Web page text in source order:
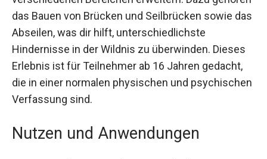
verschiedenen Bereichen erweitern. Dazu
gehören das Bauen von Brücken und Seilbrücken
sowie das Abseilen, was dir hilft,
unterschiedlichste Hindernisse in der Wildnis zu
überwinden. Dieses Erlebnis ist für Teilnehmer ab
16 Jahren gedacht, die in einer normalen
physischen und psychischen Verfassung sind.
Nutzen und Anwendungen